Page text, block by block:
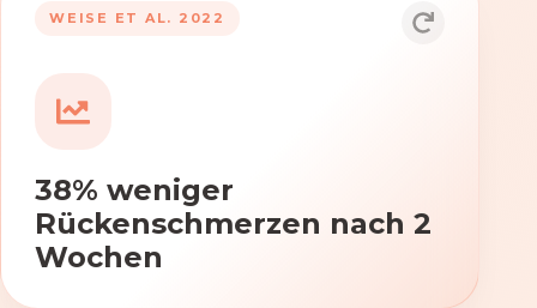
WEISE ET AL. 2022
38% weniger
Rückenschmerzen nach 2
Wochen
53% nach 12 Wochen